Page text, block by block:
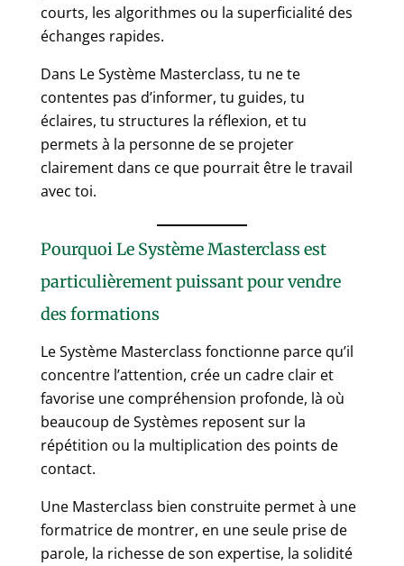
courts, les algorithmes ou la superficialité des
échanges rapides.
Dans Le Système Masterclass, tu ne te
contentes pas d’informer, tu guides, tu
éclaires, tu structures la réflexion, et tu
permets à la personne de se projeter
clairement dans ce que pourrait être le travail
avec toi.
Pourquoi Le Système Masterclass est
particulièrement puissant pour vendre
des formations
Le Système Masterclass fonctionne parce qu’il
concentre l’attention, crée un cadre clair et
favorise une compréhension profonde, là où
beaucoup de Systèmes reposent sur la
répétition ou la multiplication des points de
contact.
Une Masterclass bien construite permet à une
formatrice de montrer, en une seule prise de
parole, la richesse de son expertise, la solidité